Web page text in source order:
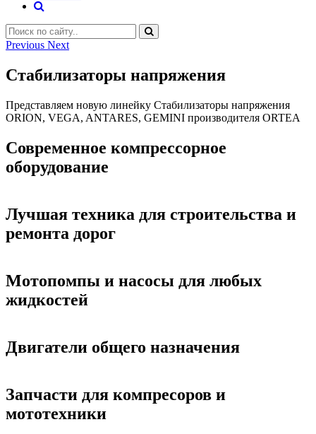
Previous Next
Стабилизаторы напряжения
Представляем новую линейку Стабилизаторы напряжения
ORION, VEGA, ANTARES, GEMINI производителя ORTEA
Современное компрессорное
оборудование
Лучшая техника для строительства и
ремонта дорог
Мотопомпы и насосы для любых
жидкостей
Двигатели общего назначения
Запчасти для компресоров и
мототехники